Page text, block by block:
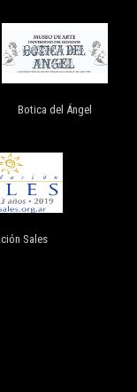
Botica del Ángel
Sales